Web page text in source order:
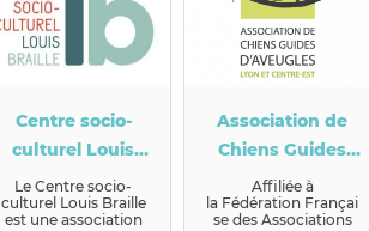
Centre socio-
culturel Louis
Braille
Le Centre socio-
culturel Louis Braille
est une association
Association de
Chiens Guides
d'Aveugles de
Lyon et du
Affiliée à
la Fédération Françai
se des Associations